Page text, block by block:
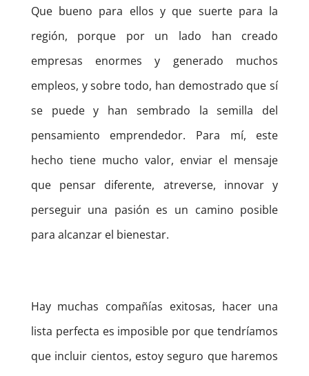
Que bueno para ellos y que suerte para la
región, porque por un lado han creado
empresas enormes y generado muchos
empleos, y sobre todo, han demostrado que sí
se puede y han sembrado la semilla del
pensamiento emprendedor. Para mí, este
hecho tiene mucho valor, enviar el mensaje
que pensar diferente, atreverse, innovar y
perseguir una pasión es un camino posible
para alcanzar el bienestar.
Hay muchas compañías exitosas, hacer una
lista perfecta es imposible por que tendríamos
que incluir cientos, estoy seguro que haremos